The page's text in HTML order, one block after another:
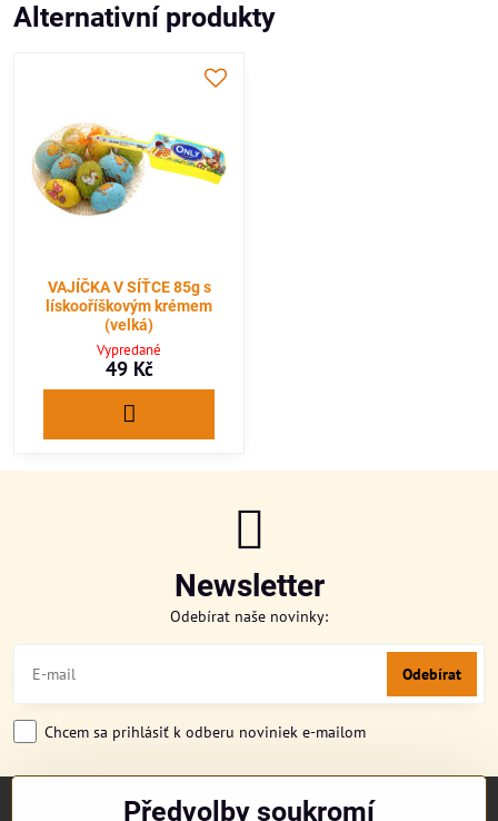
Alternativní produkty
VAJÍČKA V SÍŤCE 85g s
lískooříškovým krémem
(velká)
Vypredané
49 Kč
Newsletter
Odebírat naše novinky:
Odebírat
Chcem sa prihlásiť k odberu noviniek e-mailom
Předvolby soukromí